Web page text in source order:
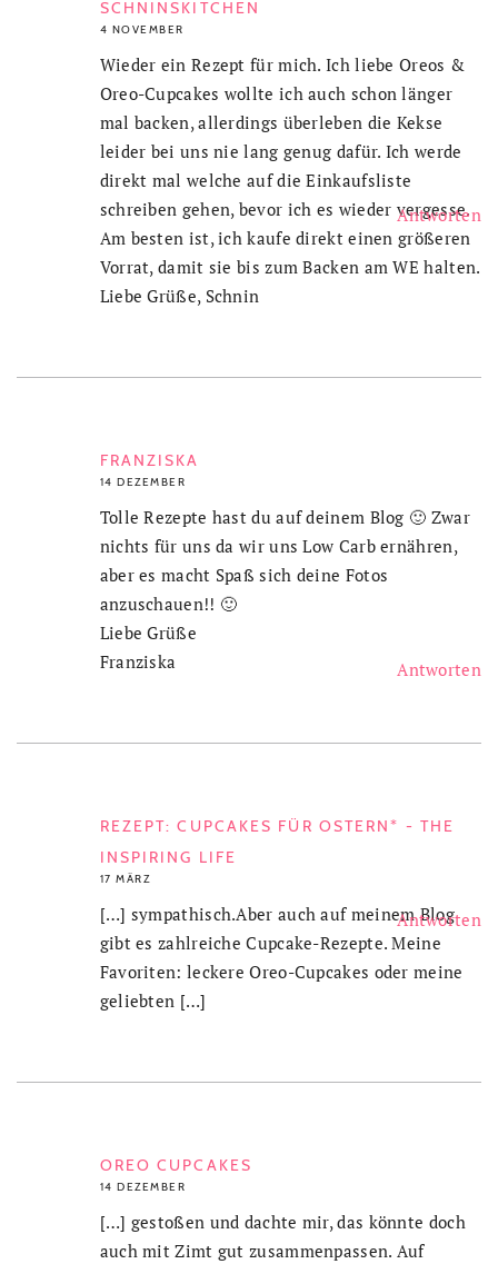
SCHNINSKITCHEN
4 NOVEMBER
Wieder ein Rezept für mich. Ich liebe Oreos &
Oreo-Cupcakes wollte ich auch schon länger
mal backen, allerdings überleben die Kekse
leider bei uns nie lang genug dafür. Ich werde
direkt mal welche auf die Einkaufsliste
schreiben gehen, bevor ich es wieder vergesse.
Am besten ist, ich kaufe direkt einen größeren
Vorrat, damit sie bis zum Backen am WE halten.
Liebe Grüße, Schnin
FRANZISKA
14 DEZEMBER
Antworten
Tolle Rezepte hast du auf deinem Blog 🙂 Zwar
nichts für uns da wir uns Low Carb ernähren,
aber es macht Spaß sich deine Fotos
anzuschauen!! 🙂
Liebe Grüße
Franziska
REZEPT: CUPCAKES FÜR OSTERN* - THE
INSPIRING LIFE
17 MÄRZ
Antworten
[…] sympathisch.Aber auch auf meinem Blog
gibt es zahlreiche Cupcake-Rezepte. Meine
Favoriten: leckere Oreo-Cupcakes oder meine
geliebten […]
OREO CUPCAKES
14 DEZEMBER
Antworten
[…] gestoßen und dachte mir, das könnte doch
auch mit Zimt gut zusammenpassen. Auf